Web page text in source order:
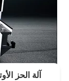
آلة الحز